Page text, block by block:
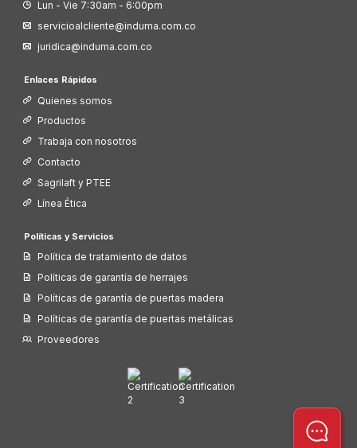
Lun - Vie 7:30am - 6:00pm
servicioalcliente@induma.com.co
juridica@induma.com.co
Enlaces Rápidos
Quienes somos
Productos
Trabaja con nosotros
Contacto
Sagrilaft y PTEE
Línea Ética
Políticas y Servicios
Política de tratamiento de datos
Políticas de garantía de herrajes
Políticas de garantía de puertas madera
Políticas de garantía de puertas metálicas
Proveedores